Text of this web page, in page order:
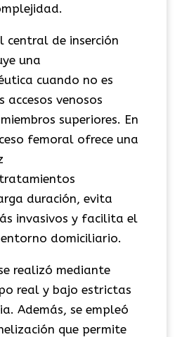
central de inserción
una
cuando no es
venosos
superiores. En
femoral ofrece una
tratamientos
duración, evita
invasivos y facilita el
domiciliario.
realizó mediante
real y bajo estrictas
Además, se empleó
que permite